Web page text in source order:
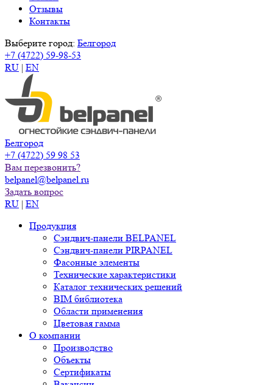
Отзывы
Контакты
Выберите город: Белгород
+7 (4722) 59-98-53
RU | EN
Белгород
+7 (4722) 59 98 53
Вам перезвонить?
belpanel@belpanel.ru
Задать вопрос
RU | EN
Продукция
Сэндвич-панели BELPANEL
Сэндвич-панели PIRPANEL
Фасонные элементы
Технические характеристики
Каталог технических решений
BIM библиотека
Области применения
Цветовая гамма
О компании
Производство
Объекты
Сертификаты